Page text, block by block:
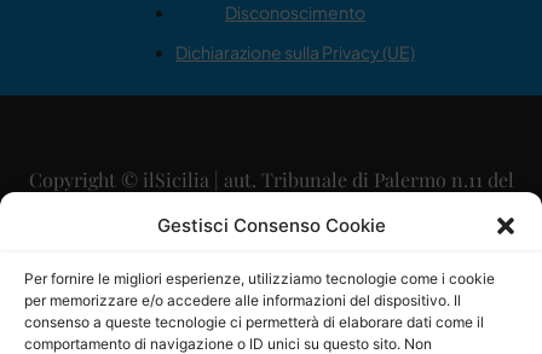
Gestisci Consenso Cookie
Per fornire le migliori esperienze, utilizziamo tecnologie come i cookie
per memorizzare e/o accedere alle informazioni del dispositivo. Il
consenso a queste tecnologie ci permetterà di elaborare dati come il
comportamento di navigazione o ID unici su questo sito. Non
Disconoscimento
Dichiarazione sulla Privacy (UE)
Copyright © ilSicilia | aut. Tribunale di Palermo n.11 del
29/09/2015
Direttore Editoriale: Maurizio Scaglione